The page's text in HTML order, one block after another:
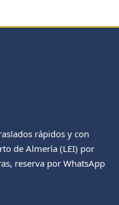
rápidos y con
de Almería (LEI) por
reserva por WhatsApp